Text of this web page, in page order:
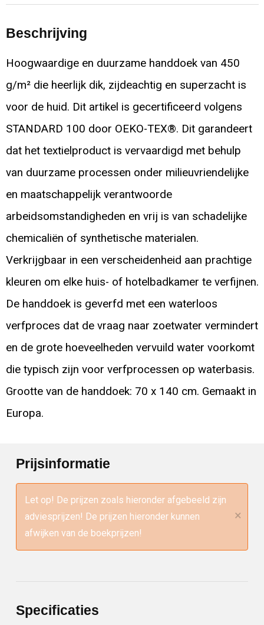
Beschrijving
Hoogwaardige en duurzame handdoek van 450
g/m² die heerlijk dik, zijdeachtig en superzacht is
voor de huid. Dit artikel is gecertificeerd volgens
STANDARD 100 door OEKO-TEX®. Dit garandeert
dat het textielproduct is vervaardigd met behulp
van duurzame processen onder milieuvriendelijke
en maatschappelijk verantwoorde
arbeidsomstandigheden en vrij is van schadelijke
chemicaliën of synthetische materialen.
Verkrijgbaar in een verscheidenheid aan prachtige
kleuren om elke huis- of hotelbadkamer te verfijnen.
De handdoek is geverfd met een waterloos
verfproces dat de vraag naar zoetwater vermindert
en de grote hoeveelheden vervuild water voorkomt
die typisch zijn voor verfprocessen op waterbasis.
Grootte van de handdoek: 70 x 140 cm. Gemaakt in
Europa.
Prijsinformatie
Let op! De prijzen zoals hieronder afgebeeld zijn
adviesprijzen! De prijzen hieronder kunnen
afwijken van de boekprijzen!
×
Specificaties